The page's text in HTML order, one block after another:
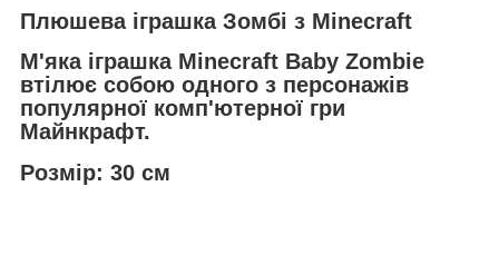
Плюшева іграшка Зомбі з Minecraft
М'яка іграшка Minecraft Baby Zombie
втілює собою одного з персонажів
популярної комп'ютерної гри
Майнкрафт.
Розмір: 30 см